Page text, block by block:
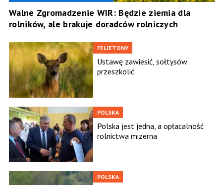
Walne Zgromadzenie WIR: Będzie ziemia dla
rolników, ale brakuje doradców rolniczych
FELIETONY
Ustawę zawiesić, sołtysów
przeszkolić
POLSKA
Polska jest jedna, a opłacalność
rolnictwa mizerna
POLSKA